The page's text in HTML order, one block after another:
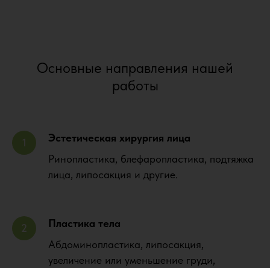
Основные направления нашей
работы
Эстетическая хирургия лица
Ринопластика, блефаропластика, подтяжка
лица, липосакция и другие.
Пластика тела
Абдоминопластика, липосакция,
увеличение или уменьшение груди,